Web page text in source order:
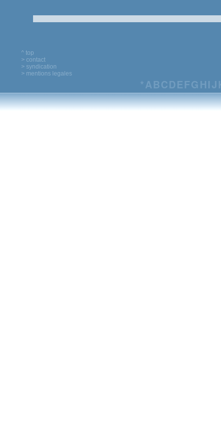
^ top
> contact
> syndication
> mentions legales
*ABCDEFG HIJ